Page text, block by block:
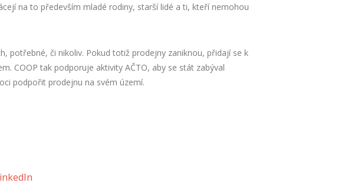
na to především mladé rodiny, starší lidé a ti, kteří nemohou
potřebné, či nikoliv. Pokud totiž prodejny zaniknou, přidají se k
COOP tak podporuje aktivity AČTO, aby se stát zabýval
podpořit prodejnu na svém území.